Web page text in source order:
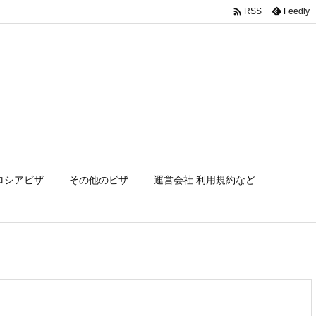
シアビザ その他のビザ 運営会社 利用規約など
 RSS Feedly